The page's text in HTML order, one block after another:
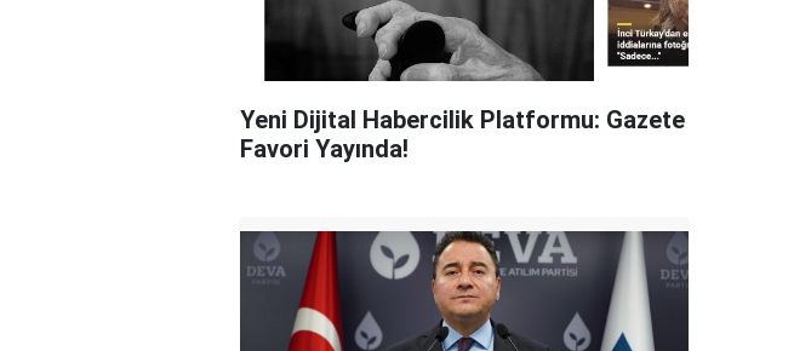
Yeni Dijital Habercilik Platformu: Gazete
Favori Yayında!